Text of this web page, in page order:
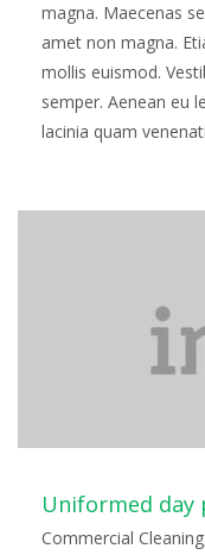
magna. Maecenas
amet non magna.
mollis euismod.
semper. Aenean eu
lacinia quam
Read more
Uniformed day
Commercial Cleaning